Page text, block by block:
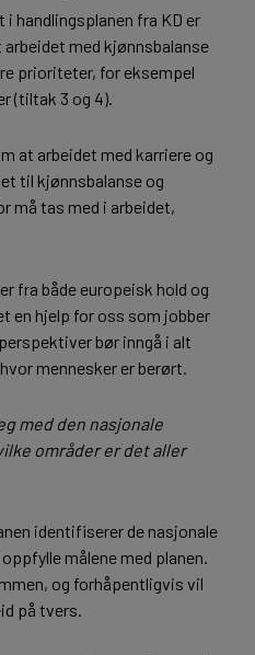
handlingsplanen fra KD er
med kjønnsbalanse
prioriteter, for eksempel
(tiltak 3 og 4).
at arbeidet med karriere og
til kjønnsbalanse og
må tas med i arbeidet,
fra både europeisk hold og
en hjelp for oss som jobber
bør inngå i alt
mennesker er berørt.
med den nasjonale
områder er det aller
identifiserer de nasjonale
målene med planen.
og forhåpentligvis vil
på tvers.